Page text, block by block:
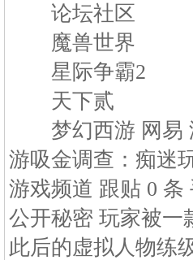
论坛社区
魔兽世界
星际争霸2
天下贰
梦幻西游 网易
游吸金调查：痴迷
游戏频道 跟贴 0
公开秘密 玩家被一
此后的虚拟人物练